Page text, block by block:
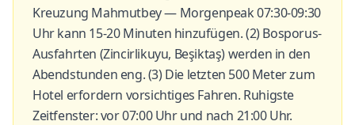
Kreuzung Mahmutbey — Morgenpeak 07:30-09:30
Uhr kann 15-20 Minuten hinzufügen. (2) Bosporus-
Ausfahrten (Zincirlikuyu, Beşiktaş) werden in den
Abendstunden eng. (3) Die letzten 500 Meter zum
Hotel erfordern vorsichtiges Fahren. Ruhigste
Zeitfenster: vor 07:00 Uhr und nach 21:00 Uhr.